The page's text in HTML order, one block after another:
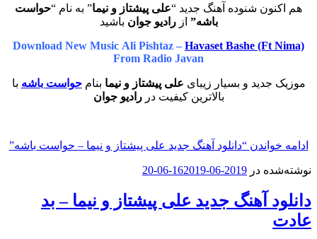
هم اکنون شنوده آهنگ جدید “علی پیشتاز و نیما” به نام “حواست
باشه” ازرادیو جوان باشید
Download New Music Ali Pishtaz – Havaset Bashe (Ft Nima)
From Radio Javan
موزیک جدید و بسیار زیبای علی پیشتاز و نیما بنام حواست باشه با
بالاترین کیفیت دررادیو جوان
ادامه خواندن “دانلود آهنگ جدید علی پیشتاز و نیما – حواست باشه”
نوشته‌شده در 2019-06-16
2019-06-20
دانلود آهنگ جدید علی پیشتاز و نیما – بد
عادت